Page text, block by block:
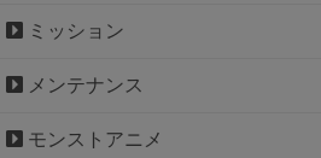
ミッション
メンテナンス
モンストアニメ